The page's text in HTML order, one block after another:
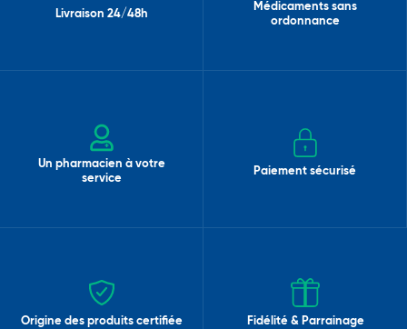
Livraison 24/48h
Médicaments sans
ordonnance
Un pharmacien à votre
service
Paiement sécurisé
Origine des produits certifiée Fidélité & Parrainage